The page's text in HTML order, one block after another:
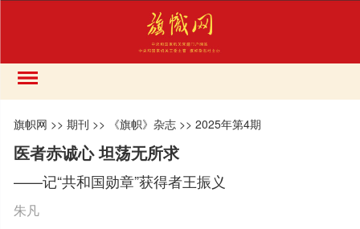
旗帜网 >>期刊 >> 《旗帜》杂志 >>2025年第4期
医者赤诚心 坦荡无所求
——记“共和国勋章”获得者王振义
朱凡